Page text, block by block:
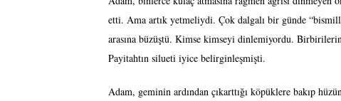
etti. Ama artık yetmeliydi. Çok dalgalı bir günde
arasına büzüştü. Kimse kimseyi dinlemiyordu.
Payitahtın silueti iyice belirginleşmişti.
Adam, geminin ardından çıkarttığı köpüklere bakıp